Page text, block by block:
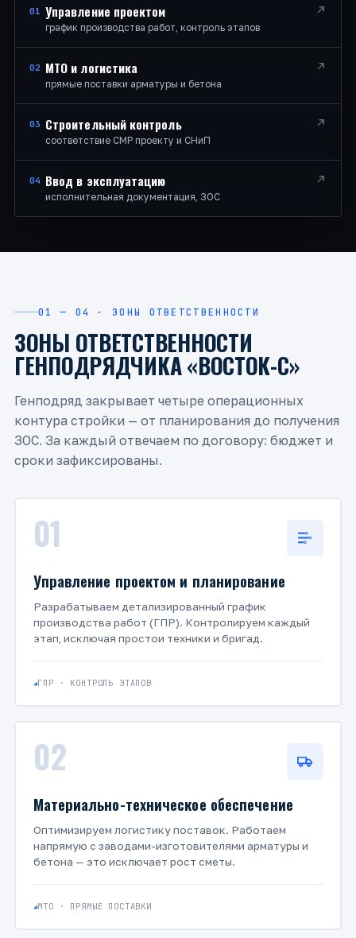
01 Управление проектом
график производства работ, контроль этапов
02 МТО и логистика
прямые поставки арматуры и бетона
03 Строительный контроль
соответствие СМР проекту и СНиП
04 Ввод в эксплуатацию
исполнительная документация, ЗОС
01 — 04 · ЗОНЫ ОТВЕТСТВЕННОСТИ
ЗОНЫ ОТВЕТСТВЕННОСТИ
ГЕНПОДРЯДЧИКА «ВОСТОК-С»
Генподряд закрывает четыре операционных
контура стройки — от планирования до получения
ЗОС. За каждый отвечаем по договору: бюджет и
сроки зафиксированы.
01
Управление проектом и планирование
Разрабатываем детализированный график
производства работ (ГПР). Контролируем каждый
этап, исключая простои техники и бригад.
ГПР · КОНТРОЛЬ ЭТАПОВ
02
Материально-техническое обеспечение
Оптимизируем логистику поставок. Работаем
напрямую с заводами-изготовителями арматуры и
бетона — это исключает рост сметы.
МТО · ПРЯМЫЕ ПОСТАВКИ